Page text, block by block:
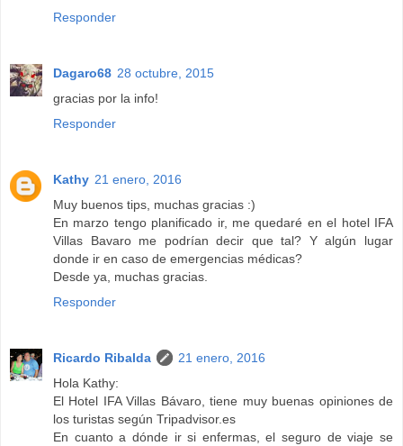
Responder
Dagaro68 28 octubre, 2015
gracias por la info!
Responder
Kathy 21 enero, 2016
Muy buenos tips, muchas gracias :)
En marzo tengo planificado ir, me quedaré en el hotel IFA
Villas Bavaro me podrían decir que tal? Y algún lugar
donde ir en caso de emergencias médicas?
Desde ya, muchas gracias.
Responder
Ricardo Ribalda
21 enero, 2016
Hola Kathy:
El Hotel IFA Villas Bávaro, tiene muy buenas opiniones de
los turistas según Tripadvisor.es
En cuanto a dónde ir si enfermas, el seguro de viaje se